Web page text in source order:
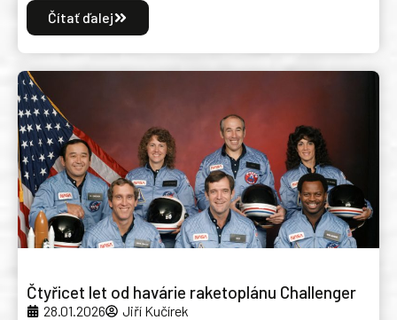
Čítať ďalej
Čtyřicet let od havárie raketoplánu Challenger
28.01.2026
Jiří Kučírek